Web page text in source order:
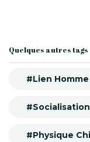
Quelques autres tags
#Lien Homme
#Physique